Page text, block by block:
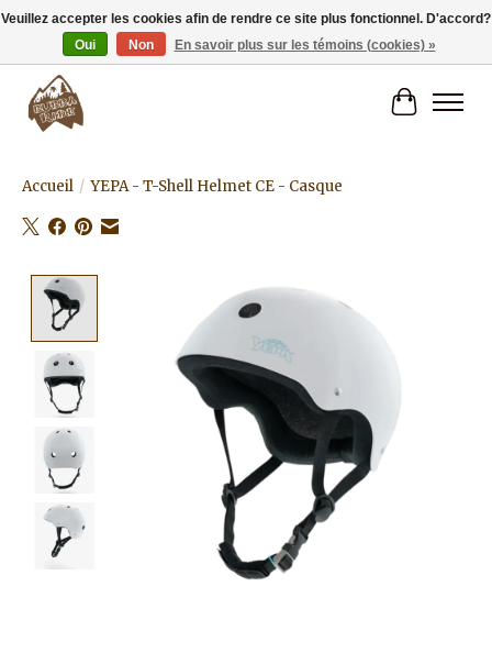
Livraison gratuite à partir de 80€.
Panier
Accueil / YEPA - T-Shell Helmet CE - Casque
Product image slideshow Items
Veuillez accepter les cookies afin de rendre ce site plus fonctionnel. D'accord?
Oui
Non En savoir plus sur les témoins (cookies) »